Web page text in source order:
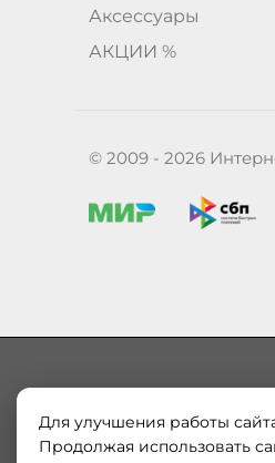
Аксессуары
АКЦИИ %
© 2009 - 2026
Наш магазин «ЕВРОПА
Европы и России.
Для улучшения работы
Продолжая использовать